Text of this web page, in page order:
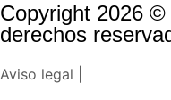
Copyright 2026
derechos
Aviso legal |